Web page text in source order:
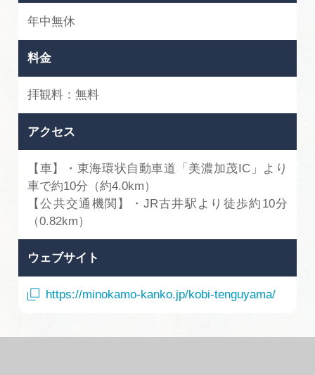
年中無休
料金
拝観料：無料
アクセス
【車】・東海環状自動車道「美濃加茂IC」より
車で約10分（約4.0km）
【公共交通機関】・JR古井駅より徒歩約10分
（0.82km）
ウェブサイト
https://minokamo-kanko.jp/kobi-tenguyama/